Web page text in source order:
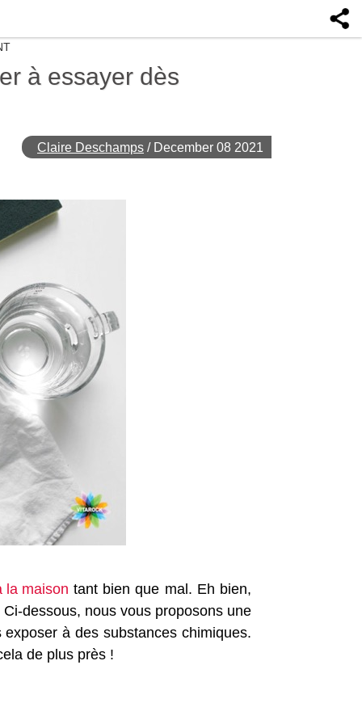
à essayer dès
Claire Deschamps / December 08 2021
la maison tant bien que mal. Eh bien,
dessous, nous vous proposons une
à des substances chimiques.
de plus près !